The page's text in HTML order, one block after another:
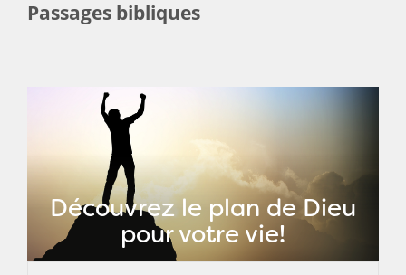
Passages bibliques
Découvrez le plan de Dieu
pour votre vie!